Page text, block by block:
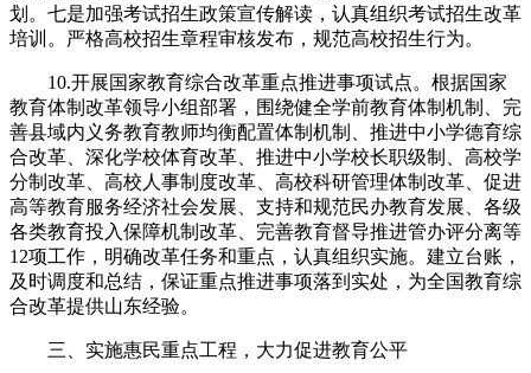
划。七是加强考试招生政策宣传解读，认真组织考试招生改革
培训。严格高校招生章程审核发布，规范高校招生行为。
10.开展国家教育综合改革重点推进事项试点。根据国家
教育体制改革领导小组部署，围绕健全学前教育体制机制、完
善县域内义务教育教师均衡配置体制机制、推进中小学德育综
合改革、深化学校体育改革、推进中小学校长职级制、高校学
分制改革、高校人事制度改革、高校科研管理体制改革、促进
高等教育服务经济社会发展、支持和规范民办教育发展、各级
各类教育投入保障机制改革、完善教育督导推进管办评分离等
12项工作，明确改革任务和重点，认真组织实施。建立台账，
及时调度和总结，保证重点推进事项落到实处，为全国教育综
合改革提供山东经验。
三、实施惠民重点工程，大力促进教育公平